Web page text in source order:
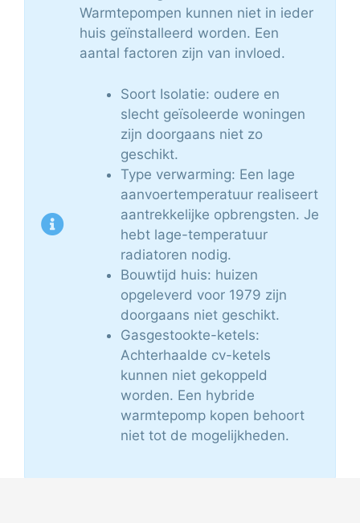
Warmtepompen kunnen niet in ieder
huis geïnstalleerd worden. Een
aantal factoren zijn van invloed.
Soort Isolatie: oudere en
slecht geïsoleerde woningen
zijn doorgaans niet zo
geschikt.
Type verwarming: Een lage
aanvoertemperatuur realiseert
aantrekkelijke opbrengsten. Je
hebt lage-temperatuur
radiatoren nodig.
Bouwtijd huis: huizen
opgeleverd voor 1979 zijn
doorgaans niet geschikt.
Gasgestookte-ketels:
Achterhaalde cv-ketels
kunnen niet gekoppeld
worden. Een hybride
warmtepomp kopen behoort
niet tot de mogelijkheden.